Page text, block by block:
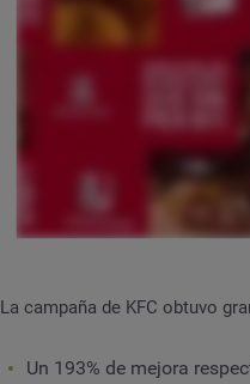
La campaña de KFC obtuvo
Un 193% de mejora